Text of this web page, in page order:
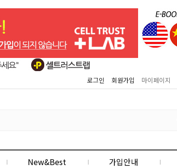
로그인 회원가입 마이페이지
New&Best 가입안내